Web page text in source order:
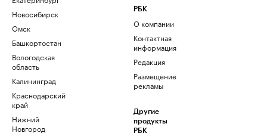
Новосибирск
Омск
Башкортостан
Вологодская
область
Калининград
Краснодарский
край
Нижний
Новгород
РБК
О компании
Контактная
информация
Редакция
Размещение
рекламы
Другие
продукты
РБК